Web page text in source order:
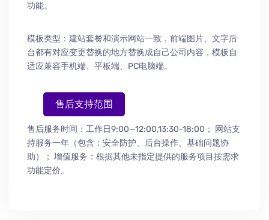
功能。
模板类型：建站套餐和演示网站一致，前端图片、文字后
台都有对应变更替换的地方替换成自己公司内容，模板自
适应兼容手机端、平板端、PC电脑端。
售后支持范围
售后服务时间：工作日9:00—12:00,13:30-18:00；
网站支
持服务一年（包含：安全防护、 后台操作、 基础问题协
助）
； 增值服务：根据其他未指定提供的服务项目按需求
功能定价。